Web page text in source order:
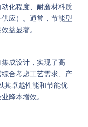
化程度、耐磨材料质
应）。通常，节能型
益显著。
成设计，实现了高
合考虑工艺需求、产
其卓越性能和节能优
降本增效。